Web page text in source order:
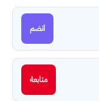
انضم
متابعة